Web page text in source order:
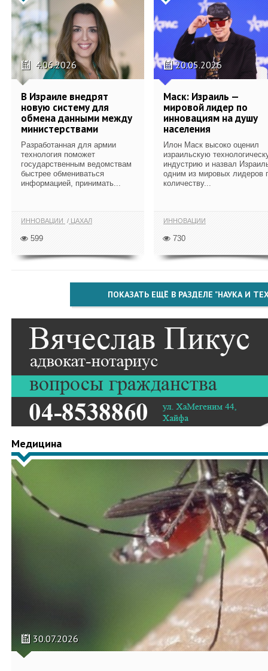
4.06.2026
В Израиле внедрят
новую систему для
обмена данными между
министерствами
Разработанная для армии
технология поможет
государственным ведомствам
быстрее обмениваться
информацией, принимать...
ИННОВАЦИИ ЦАХАЛ
599
20.05.2026
Маск: Израиль —
мировой лидер по
инновациям на душу
населения
Илон Маск высоко оценил
израильскую
индустрию и назвал
одним из мировых лидеров
количеству...
ИННОВАЦИИ
730
ПОКАЗАТЬ ЕЩЁ В РАЗДЕЛЕ "НАУКА И
Медицина
30.07.2026